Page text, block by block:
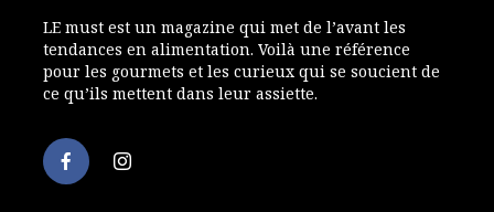
LE must est un magazine qui met de l’avant les
tendances en alimentation. Voilà une référence
pour les gourmets et les curieux qui se soucient de
ce qu’ils mettent dans leur assiette.